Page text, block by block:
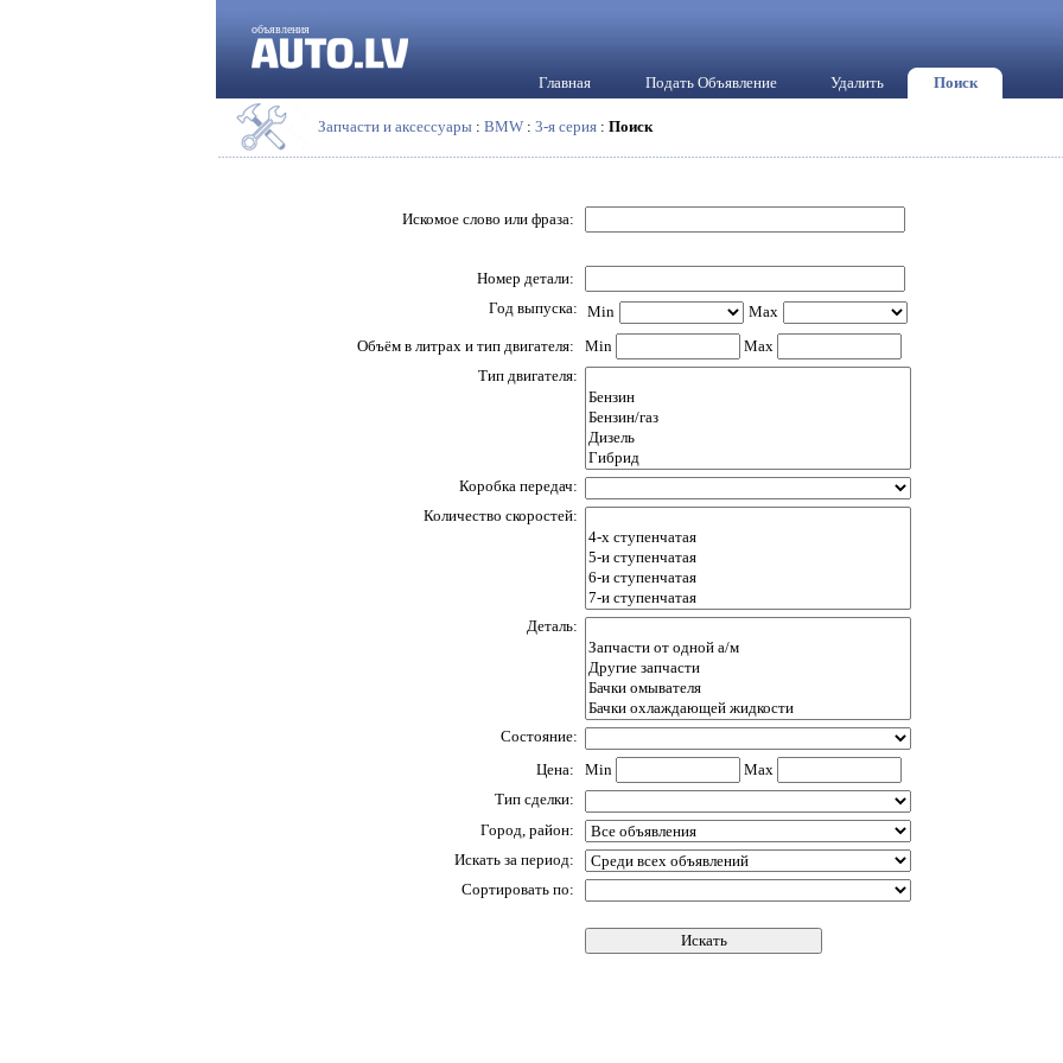
объявления
Главная Подать Объявление Удалить Поиск
Запчасти и аксессуары : BMW : 3-я серия : Поиск
Искомое слово или фраза:
Номер детали:
Год выпуска: Min
Max
Объём в литрах и тип двигателя:
Min
Max
Тип двигателя:
Коробка передач:
Количество скоростей:
Деталь:
Состояние:
Цена:
Min
Max
Тип сделки:
Город, район:
Искать за период:
Сортировать по: